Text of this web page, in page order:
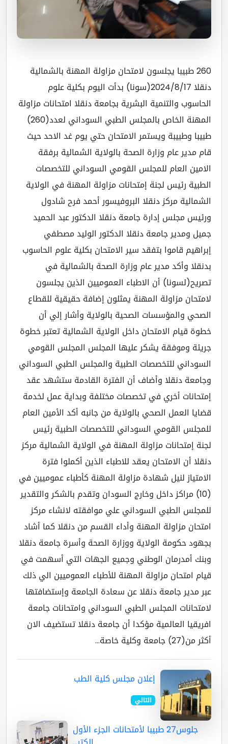
260 طبيبا يجلسون لامتحان مزاولة المهنة بالشمالية
دنقلا 2024/8/17(سونا) بدأت اليوم بكلية علوم
والتنمية البشرية بجامعة دنقلا امتحانات مزاولة
المهنة الخاص بالمجلس الطبي السوداني لعدد(260)
وطبيبة ويستمر الامتحان حتي يوم غد الاحد حيث
مدير عام وزارة الصحة بالولاية الشمالية برفقة
العام للمجلس القومي السوداني للتخصصات
رئيس لجنة إمتحانات مزاولة المهنة في الولاية
مركز دنقلا البروفيسور أحمد فرح شادول
مجلس إدارة جامعة دنقلا الدكتور عبد الحميد
ومدير جامعة دنقلا الدكتور الوليد مصطفي
قاموا بتفقد سير الامتحان بكلية علوم الحاسوب
وأكد مدير عام وزارة الصحة بالشمالية في
أن الاطباء العموميين الذين يجلسون
مزاولة المهنة يمثلون إضافة حقيقية للقطاع
والمؤسسات الصحية بالولاية وأشار إلي أن
قيام الامتحان داخل الولاية الشمالية تعتبر خطوة
وموفقة يشكر عليها المجلس المجلس القومي
للتخصصات الطبية والمجلس الطبي السوداني
دنقلا وأضاف أن الفترة القادمة ستشهد عقد
أخري في تخصصات مختلفة وبداية عمل لخدمة
العمل الصحي بالولاية من جانبه أكد الأمين العام
القومي السوداني للتخصصات الطبية رئيس
إمتحانات مزاولة المهنة في الولاية الشمالية مركز
أن الامتحان يعقد للاطباء الذين أكملوا فترة
لنيل شهادة مزاولة المهنة كأطباء عموميين في
(10) مراكز داخل وخارج السودان وتقدم بالشكر والتقدير
الطبي السوداني علي موافقته لانشاء مركز
مزاولة المهنة وأداء القسم من دنقلا كما أشاد
حكومة الولاية ووزارة الصحة وأسرة جامعة دنقلا
أمدرمان الوطني وجميع الجهات التي أسهمت في
امتحان مزاولة المهنة للأطباء العموميين الي ذلك
مدير جامعة دنقلا عن سعادة الجامعة وإستضافتها
المجلس الطبي السوداني وامتحانات جامعة
العالمية مؤكدا أن جامعة دنقلا تستضيف الان
جامعة وكلية خاصة...
إعلان مجلس كلية الطب
التالي
جلوس27 طبيبا لأمتحانات الجزء الأول